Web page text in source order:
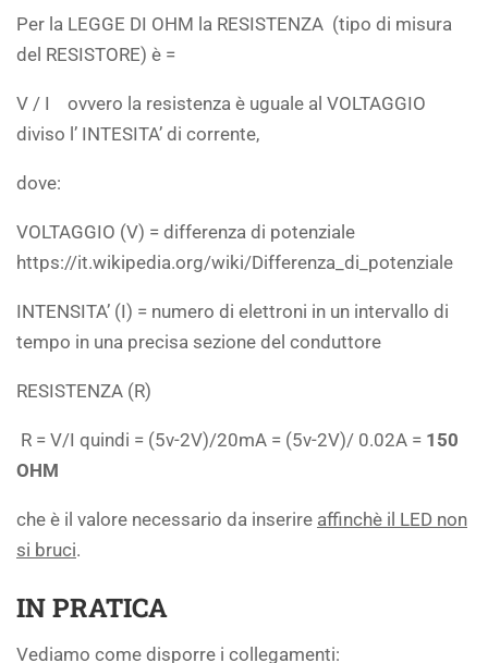
Per la LEGGE DI OHM la RESISTENZA (tipo di misura
del RESISTORE) è =
V / I ovvero la resistenza è uguale al VOLTAGGIO
diviso l’ INTESITA’ di corrente,
dove:
VOLTAGGIO (V) = differenza di potenziale
https://it.wikipedia.org/wiki/Differenza_di_potenziale
INTENSITA’ (I) = numero di elettroni in un intervallo di
tempo in una precisa sezione del conduttore
RESISTENZA (R)
R = V/I quindi = (5v-2V)/20mA = (5v-2V)/ 0.02A = 150
OHM
che è il valore necessario da inserire affinchè il LED non
si bruci.
IN PRATICA
Vediamo come disporre i collegamenti: